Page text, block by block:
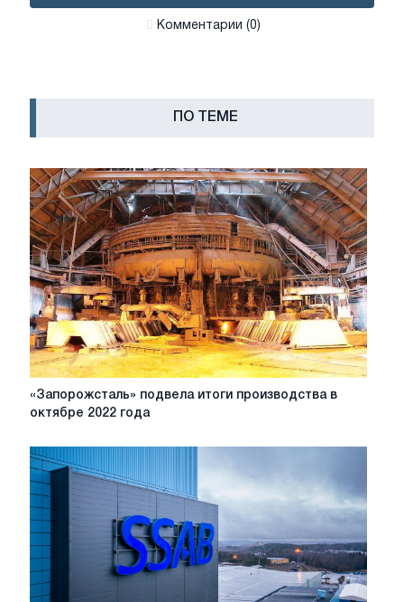
Комментарии (0)
ПО ТЕМЕ
«Запорожсталь»
подвела
производства
в
октябре
2022
года
«Запорожсталь» подвела итоги производства в
октябре 2022 года